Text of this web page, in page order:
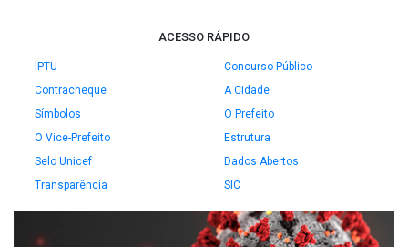
ACESSO RÁPIDO
IPTU
Concurso Público
Contracheque
A Cidade
Símbolos
O Prefeito
O Vice-Prefeito
Estrutura
Selo Unicef
Dados Abertos
Transparência
SIC